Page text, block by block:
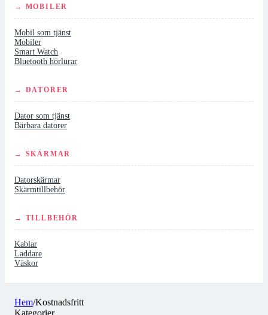
→ MOBILER
Mobil som tjänst
Mobiler
Smart Watch
Bluetooth hörlurar
→ DATORER
Dator som tjänst
Bärbara datorer
→ SKÄRMAR
Datorskärmar
Skärmtillbehör
→ TILLBEHÖR
Kablar
Laddare
Väskor
Hem/Kostnadsfritt
Kategorier